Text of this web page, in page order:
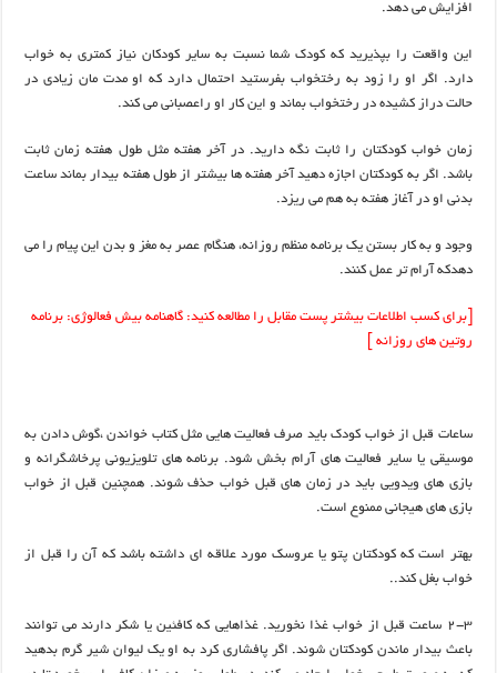
افزایش می دهد.
این واقعت را بپذیرید که کودک شما نسبت به سایر کودکان نیاز کمتری به خواب
دارد. اگر او را زود به رختخواب بفرستید احتمال دارد که او مدت مان زیادی در
حالت دراز کشیده در رختخواب بماند و این کار او راعصبانی می کند.
زمان خواب کودکتان را ثابت نگه دارید. در آخر هفته مثل طول هفته زمان ثابت
باشد. اگر به کودکتان اجازه دهید آخر هفته ها بیشتر از طول هفته بیدار بماند ساعت
بدنی او در آغاز هفته به هم می ریزد.
وجود و به کار بستن یک برنامه منظم روزانه، هنگام عصر به مغز و بدن این پیام را می
دهدکه آرام تر عمل کنند.
[برای کسب اطلاعات بیشتر پست مقابل را مطالعه کنید:گاهنامه بیش فعالوژی: برنامه
روتین های روزانه
ساعات قبل از خواب کودک باید صرف فعالیت هایی مثل کتاب خواندن ،گوش دادن به
موسیقی یا سایر فعالیت های آرام بخش شود. برنامه های تلویزیونی پرخاشگرانه و
بازی های ویدویی باید در زمان های قبل خواب حذف شوند. همچنین قبل از خواب
بازی های هیجانی ممنوع است.
بهتر است که کودکتان پتو یا عروسک مورد علاقه ای داشته باشد که آن را قبل از
خواب بغل کند..
2-3 ساعت قبل از خواب غذا نخورید. غذاهایی که کافئین یا شکر دارند می توانند
باعث بیدار ماندن کودکتان شوند. اگر پافشاری کرد به او یک لیوان شیر گرم بدهید